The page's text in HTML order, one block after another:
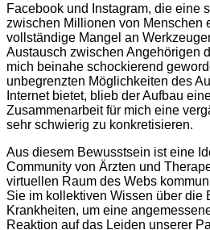
Facebook und Instagram, die eine
zwischen Millionen von Menschen
vollständige Mangel an
Austausch zwischen Angehörigen
mich beinahe schockierend
unbegrenzten Möglichkeiten des
Internet bietet, blieb der Aufbau
Zusammenarbeit für mich eine
sehr schwierig zu konkretisieren.
Aus diesem Bewusstsein ist eine
Community von Ärzten und
virtuellen Raum des Webs
Sie im kollektiven Wissen über die
Krankheiten, um eine
Reaktion auf das Leiden unserer